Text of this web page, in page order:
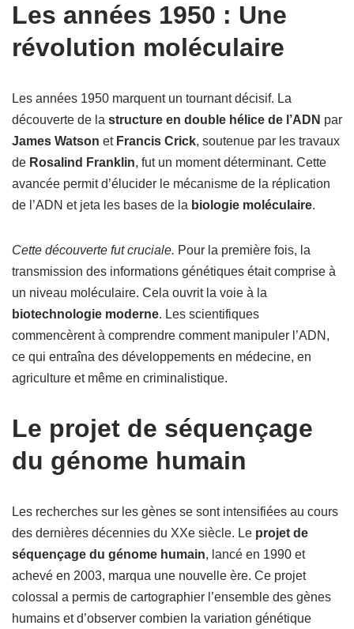
Les années 1950 : Une
révolution moléculaire
Les années 1950 marquent un tournant décisif. La
découverte de la structure en double hélice de l’ADN par
James Watson et Francis Crick, soutenue par les travaux
de Rosalind Franklin, fut un moment déterminant. Cette
avancée permit d’élucider le mécanisme de la réplication
de l’ADN et jeta les bases de la biologie moléculaire.
Cette découverte fut cruciale. Pour la première fois, la
transmission des informations génétiques était comprise à
un niveau moléculaire. Cela ouvrit la voie à la
biotechnologie moderne. Les scientifiques
commencèrent à comprendre comment manipuler l’ADN,
ce qui entraîna des développements en médecine, en
agriculture et même en criminalistique.
Le projet de séquençage
du génome humain
Les recherches sur les gènes se sont intensifiées au cours
des dernières décennies du XXe siècle. Le projet de
séquençage du génome humain, lancé en 1990 et
achevé en 2003, marqua une nouvelle ère. Ce projet
colossal a permis de cartographier l’ensemble des gènes
humains et d’observer combien la variation génétique